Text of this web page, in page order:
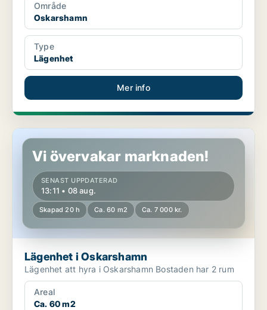
Område
Oskarshamn
Type
Lägenhet
Mer info
Lägenhet i Oskarshamn
Vi övervakar marknaden!
SENAST UPPDATERAD
13:11 • 08 aug.
Skapad 20 h Ca. 60 m2 Ca. 7 000 kr.
Lägenhet i Oskarshamn
Lägenhet att hyra i Oskarshamn Bostaden har 2 rum
Areal
Ca. 60 m2